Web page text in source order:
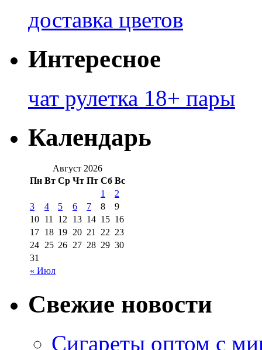
доставка цветов
Интересное
чат рулетка 18+ пары
Календарь
Август 2026
Пн Вт Ср Чт Пт Сб Вс
« Июл
1
2
3
4 5 6 7 8
9
10 11 12 13 14 15 16
17 18 19 20 21 22 23
24 25 26 27 28 29 30
31
Свежие новости
Сигареты оптом с